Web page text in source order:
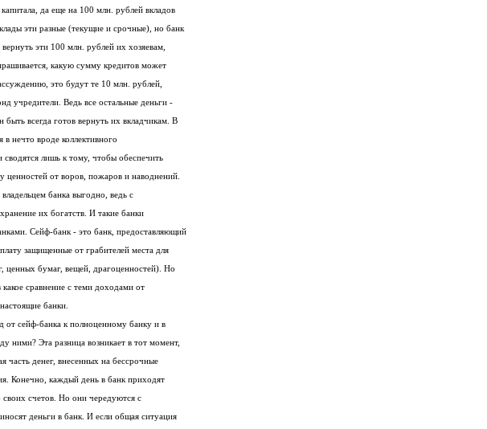
да еще на 100 млн. рублей вкладов
эти разные (текущие и срочные), но банк
эти 100 млн. рублей их хозяевам,
какую сумму кредитов может
это будут те 10 млн. рублей,
учредители. Ведь все остальные деньги -
всегда готов вернуть их вкладчикам. В
в нечто вроде коллективного
сводятся лишь к тому, чтобы обеспечить
от воров, пожаров и наводнений.
банка выгодно, ведь с
их богатств. И такие банки
Сейф-банк - это банк, предоставляющий
защищенные от грабителей места для
ценных бумаг, вещей, драгоценностей). Но
сравнение с теми доходами от
банки.
от сейф-банка к полноценному банку и в
ними? Эта разница возникает в тот момент,
часть денег, внесенных на бессрочные
Конечно, каждый день в банк приходят
своих счетов. Но они чередуются с
деньги в банк. И если общая ситуация